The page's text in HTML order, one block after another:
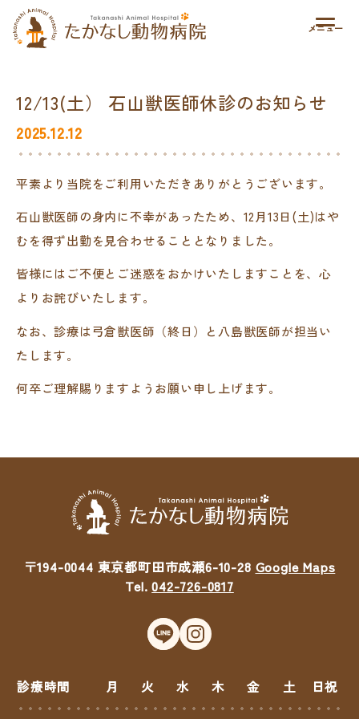
12/13(土） 石山獣医師休診のお知らせ
2025.12.12
平素より当院をご利用いただきありがとうございます。
石山獣医師の身内に不幸があったため、12月13日(土)はや
むを得ず出勤を見合わせることとなりました。
皆様にはご不便とご迷惑をおかけいたしますことを、心
よりお詫びいたします。
なお、診療は弓倉獣医師（終日）と八島獣医師が担当い
たします。
何卒ご理解賜りますようお願い申し上げます。
〒194-0044 東京都町田市成瀬6-10-28 Google Maps
Tel.042-726-0817
診療時間 月 火 水 木 金 土 日祝